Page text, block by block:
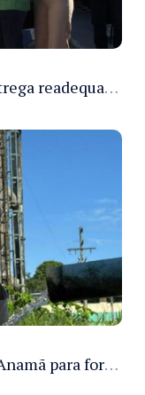
Governador Roberto Cidade entrega readequação do ambulatório da FCecon e amplia capacidade de atendimento oncológico em Manaus
Cosama inicia força-tarefa em Anamã para fortalecer abastecimento de água e segurança hídrica da população